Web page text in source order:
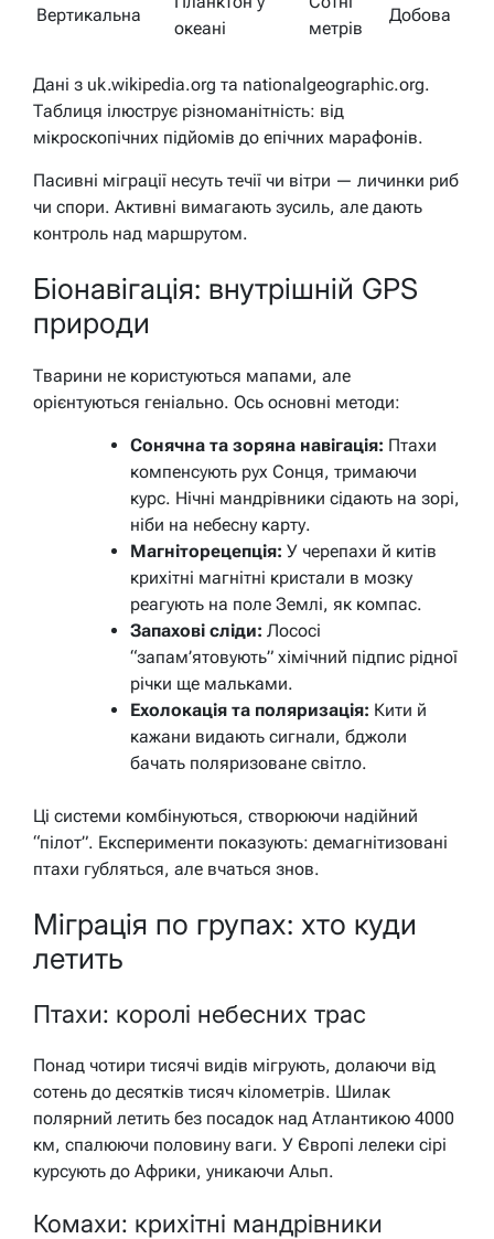
Вертикальна
океані
метрів
Добова
Дані з uk.wikipedia.org та nationalgeographic.org.
Таблиця ілюструє різноманітність: від
мікроскопічних підйомів до епічних марафонів.
Пасивні міграції несуть течії чи вітри — личинки риб
чи спори. Активні вимагають зусиль, але дають
контроль над маршрутом.
Біонавігація: внутрішній GPS
природи
Тварини не користуються мапами, але
орієнтуються геніально. Ось основні методи:
Сонячна та зоряна навігація: Птахи
компенсують рух Сонця, тримаючи
курс. Нічні мандрівники сідають на зорі,
ніби на небесну карту.
Магніторецепція: У черепахи й китів
крихітні магнітні кристали в мозку
реагують на поле Землі, як компас.
Запахові сліди: Лососі
“запам’ятовують” хімічний підпис рідної
річки ще мальками.
Ехолокація та поляризація: Кити й
кажани видають сигнали, бджоли
бачать поляризоване світло.
Ці системи комбінуються, створюючи надійний
“пілот”. Експерименти показують: демагнітизовані
птахи губляться, але вчаться знов.
Міграція по групах: хто куди
летить
Птахи: королі небесних трас
Понад чотири тисячі видів мігрують, долаючи від
сотень до десятків тисяч кілометрів. Шилак
полярний летить без посадок над Атлантикою 4000
км, спалюючи половину ваги. У Європі лелеки сірі
курсують до Африки, уникаючи Альп.
Комахи: крихітні мандрівники